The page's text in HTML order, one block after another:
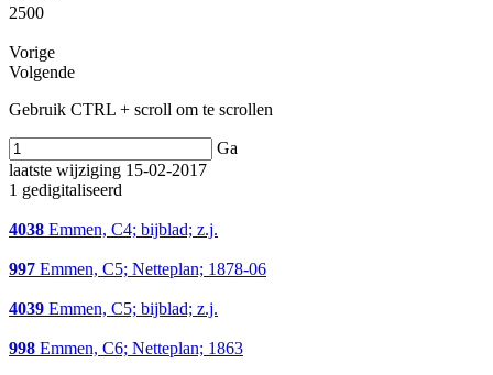
2500
Vorige
Volgende
Gebruik CTRL + scroll om te scrollen
Ga
laatste wijziging 15-02-2017
1 gedigitaliseerd
4038 Emmen, C4; bijblad; z.j.
997 Emmen, C5; Netteplan; 1878-06
4039 Emmen, C5; bijblad; z.j.
998 Emmen, C6; Netteplan; 1863